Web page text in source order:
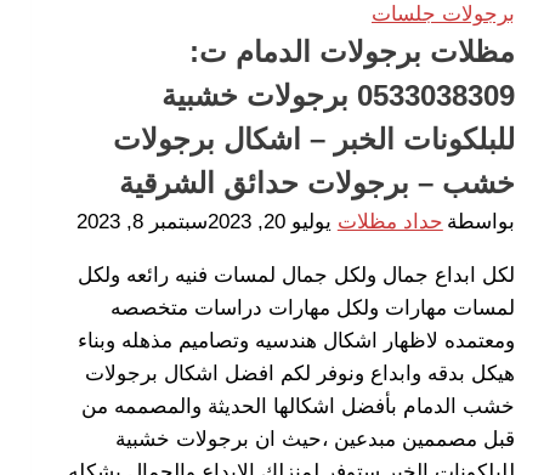
برجولات جلسات
مظلات برجولات الدمام ت:
0533038309 برجولات خشبية
للبلكونات الخبر – اشكال برجولات
خشب – برجولات حدائق الشرقية
بواسطة حداد مظلات يوليو 20, 2023 سبتمبر 8, 2023
لكل ابداع جمال ولكل جمال لمسات فنيه رائعه ولكل
لمسات مهارات ولكل مهارات دراسات متخصصه
ومعتمده لاظهار اشكال هندسيه وتصاميم مذهله وبناء
هيكل بدقه وابداع ونوفر لكم افضل اشكال برجولات
خشب الدمام بأفضل اشكالها الحديثة والمصممه من
قبل مصممين مبدعين ،حيث ان برجولات خشبية